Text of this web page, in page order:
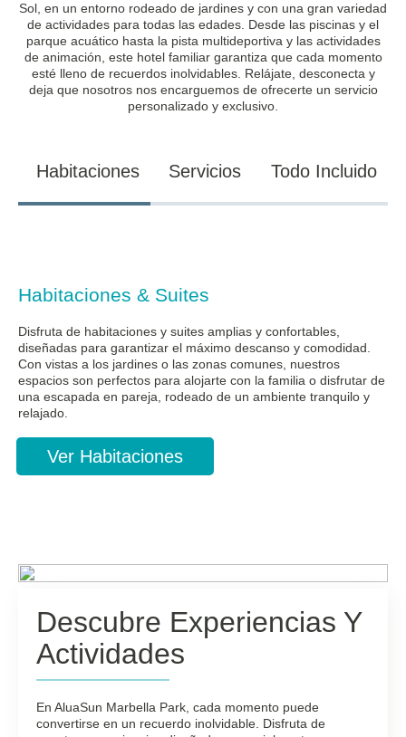
Sol, en un entorno rodeado de jardines y con una gran variedad
de actividades para todas las edades. Desde las piscinas y el
parque acuático hasta la pista multideportiva y las actividades
de animación, este hotel familiar garantiza que cada momento
esté lleno de recuerdos inolvidables. Relájate, desconecta y
deja que nosotros nos encarguemos de ofrecerte un servicio
personalizado y exclusivo.
Habitaciones Servicios Todo Incluido
Habitaciones & Suites
Disfruta de habitaciones y suites amplias y confortables,
diseñadas para garantizar el máximo descanso y comodidad.
Con vistas a los jardines o las zonas comunes, nuestros
espacios son perfectos para alojarte con la familia o disfrutar de
una escapada en pareja, rodeado de un ambiente tranquilo y
relajado.
Ver Habitaciones
Descubre Experiencias Y
Actividades
En AluaSun Marbella Park, cada momento puede
convertirse en un recuerdo inolvidable. Disfruta de